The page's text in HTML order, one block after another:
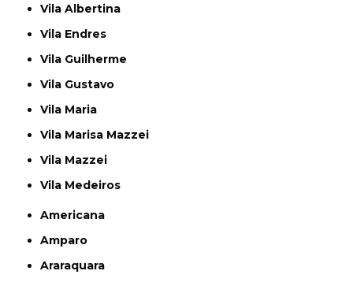
Vila Albertina
Vila Endres
Vila Guilherme
Vila Gustavo
Vila Maria
Vila Marisa Mazzei
Vila Mazzei
Vila Medeiros
Americana
Amparo
Araraquara